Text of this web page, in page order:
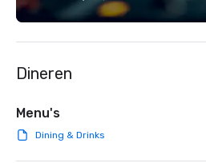
staffing, program logistics, decor and
event design, entertainment,
initiatives, and more.
Dineren
Menu's
Dining & Drinks